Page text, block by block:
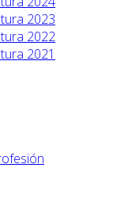
2023
2022
2021